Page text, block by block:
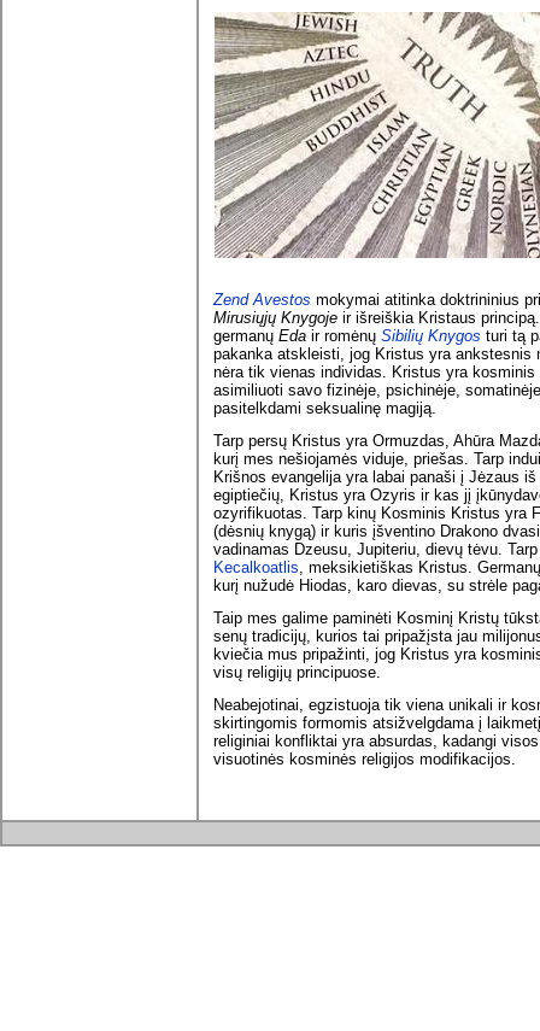
Zend Avestos mokymai atitinka doktrininius
Mirusiųjų Knygoje ir išreiškia Kristaus
germanų Eda ir romėnų Sibilių Knygos turi tą
pakanka atskleisti, jog Kristus yra ankstesnis
nėra tik vienas individas. Kristus yra
asimiliuoti savo fizinėje, psichinėje,
pasitelkdami seksualinę magiją.
Tarp persų Kristus yra Ormuzdas, Ahūra
kurį mes nešiojamės viduje, priešas. Tarp
Krišnos evangelija yra labai panaši į Jėzaus
egiptiečių, Kristus yra Ozyris ir kas jį
ozyrifikuotas. Tarp kinų Kosminis Kristus yra
(dėsnių knygą) ir kuris įšventino Drakono
vadinamas Dzeusu, Jupiteriu, dievų tėvu.
Kecalkoatlis, meksikietiškas Kristus.
kurį nužudė Hiodas, karo dievas, su strėle
Taip mes galime paminėti Kosminį Kristų
senų tradicijų, kurios tai pripažįsta jau
kviečia mus pripažinti, jog Kristus yra
visų religijų principuose.
Neabejotinai, egzistuoja tik viena unikali ir
skirtingomis formomis atsižvelgdama į
religiniai konfliktai yra absurdas, kadangi
visuotinės kosminės religijos modifikacijos.